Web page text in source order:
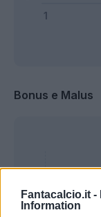
Fantacalcio.it -
Information
Bonus e Malus